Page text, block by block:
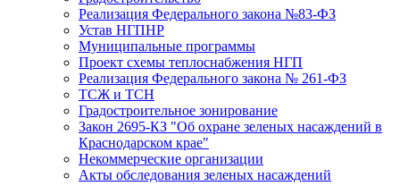
Реализация Федерального закона №83-ФЗ
Устав НГПНР
Муниципальные программы
Проект схемы теплоснабжения НГП
Реализация Федерального закона № 261-ФЗ
ТСЖ и ТСН
Градостроительное зонирование
Закон 2695-КЗ "Об охране зеленых насаждений в
Краснодарском крае"
Некоммерческие организации
Акты обследования зеленых насаждений